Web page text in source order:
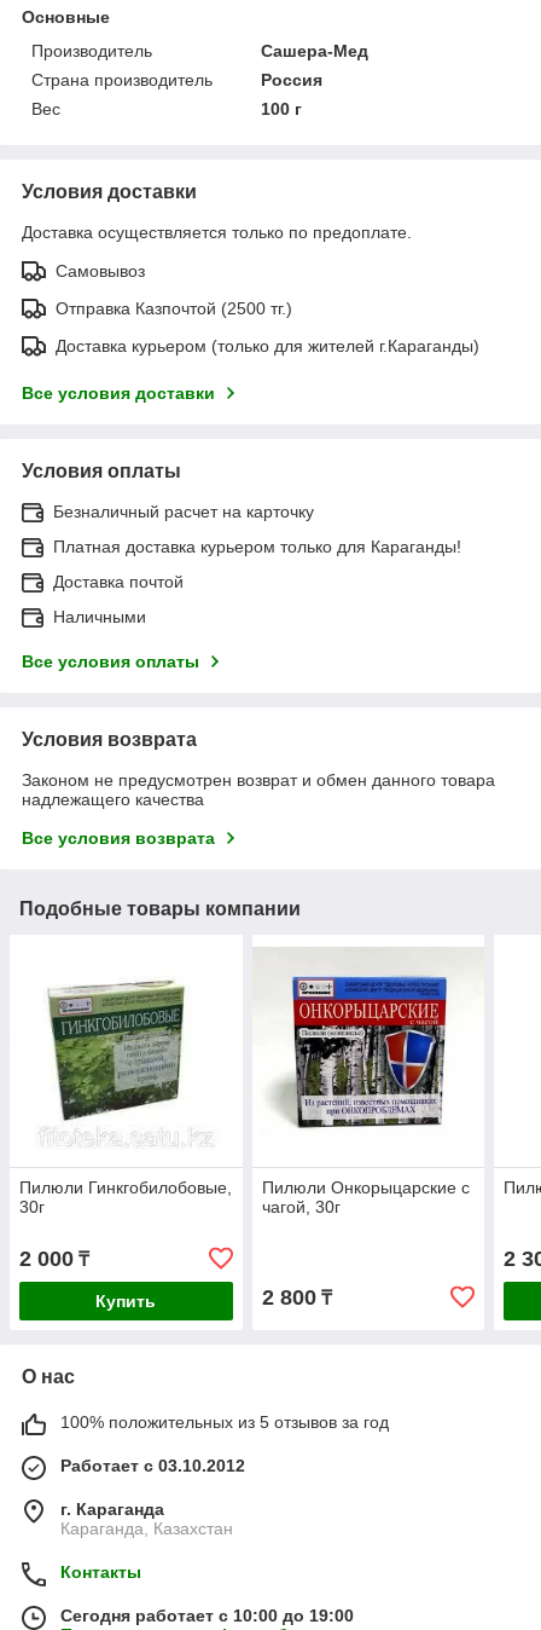
Основные
Производитель
Сашера-Мед
Страна производитель
Россия
Вес
100 г
Условия доставки
Доставка осуществляется только по предоплате.
Самовывоз
Отправка Казпочтой (2500 тг.)
Доставка курьером (только для жителей г.Караганды)
Все условия доставки
Условия оплаты
Безналичный расчет на карточку
Платная доставка курьером только для Караганды!
Доставка почтой
Наличными
Все условия оплаты
Условия возврата
Законом не предусмотрен возврат и обмен данного товара
надлежащего качества
Все условия возврата
Подобные товары компании
Пилюли Гинкгобилобовые,
30г
2 000 ₸
Купить
Пилюли Онкорыцарские с
чагой, 30г
2 800₸
2
О нас
100% положительных из 5 отзывов за год
Работает с 03.10.2012
г. Караганда
Караганда, Казахстан
Контакты
Сегодня работает с 10:00 до 19:00